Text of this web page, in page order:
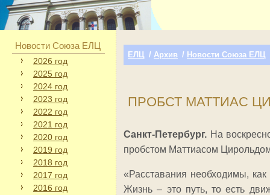
Новости Союза ЕЛЦ
2026 год
2025 год
2024 год
2023 год
2022 год
2021 год
2020 год
2019 год
2018 год
2017 год
2016 год
ЕЛЦ / Архив / Новости Союза ЕЛЦ
ПРОБСТ МАТТИАС
Санкт-Петербург. На
пробстом Маттиасом
«Расставания необходимы,
Жизнь – это путь, то есть